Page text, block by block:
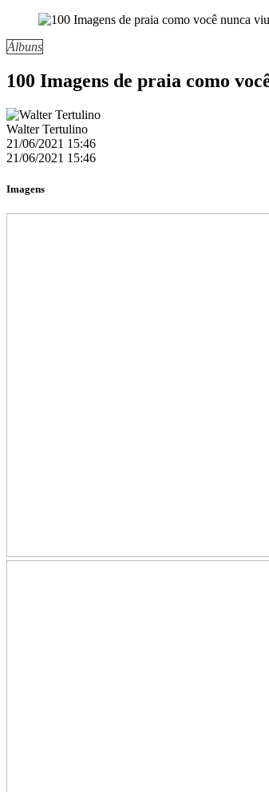
Álbuns
100 Imagens de praia como
Walter Tertulino
21/06/2021 15:46
21/06/2021 15:46
Imagens